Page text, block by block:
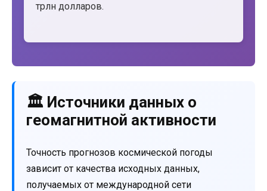
трлн долларов.
🏛️ Источники данных о
геомагнитной активности
Точность прогнозов космической погоды
зависит от качества исходных данных,
получаемых от международной сети